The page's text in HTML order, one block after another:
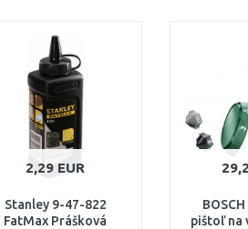
Porovnať
2,29 EUR
Stanley 9-47-822
FatMax Prášková
pištoľ na